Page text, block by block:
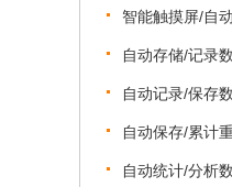
智能触摸屏/自
自动存储/记录
自动记录/保存
自动保存/累计
自动统计/分析